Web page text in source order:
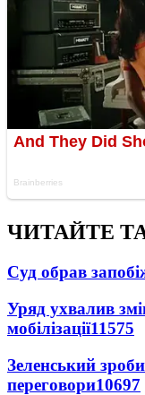
ЧИТАЙТЕ
Суд обрав
Уряд ухвалив
мобілізації11575
Зеленський
переговори10697